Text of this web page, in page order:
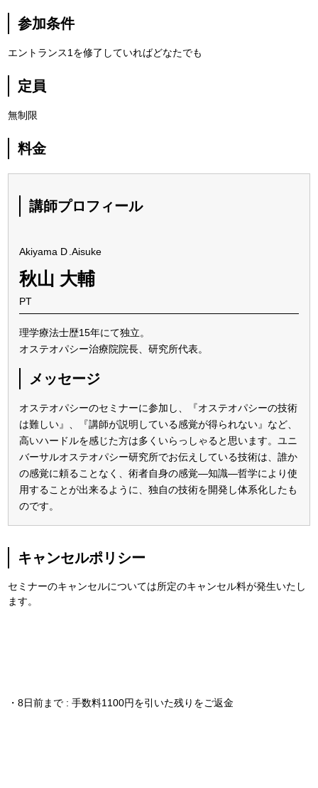
参加条件
エントランス1を修了していればどなたでも
定員
無制限
料金
講師プロフィール
Akiyama D.Aisuke
秋山 大輔
PT
理学療法士歴15年にて独立。
オステオパシー治療院院長、研究所代表。
メッセージ
オステオパシーのセミナーに参加し、『オステオパシーの技術
は難しい』、『講師が説明している感覚が得られない』など、
高いハードルを感じた方は多くいらっしゃると思います。ユニ
バーサルオステオパシー研究所でお伝えしている技術は、誰か
の感覚に頼ることなく、術者自身の感覚―知識―哲学により使
用することが出来るように、独自の技術を開発し体系化したも
のです。
キャンセルポリシー
セミナーのキャンセルについては所定のキャンセル料が発生いたし
ます。
・8日前まで : 手数料1100円を引いた残りをご返金